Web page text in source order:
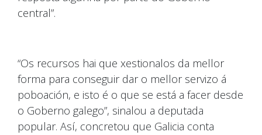
central”.
“Os recursos hai que xestionalos da mellor
forma para conseguir dar o mellor servizo á
poboación, e isto é o que se está a facer desde
o Goberno galego”, sinalou a deputada
popular. Así, concretou que Galicia conta